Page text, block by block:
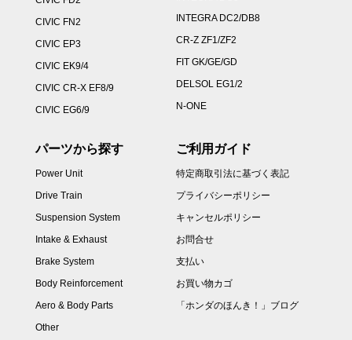
CIVIC FN2
CIVIC EP3
CIVIC EK9/4
CIVIC CR-X EF8/9
CIVIC EG6/9
INTEGRA DC2/DB8
CR-Z ZF1/ZF2
FIT GK/GE/GD
DELSOL EG1/2
N-ONE
パーツから探す
Power Unit
Drive Train
Suspension System
Intake & Exhaust
Brake System
Body Reinforcement
Aero & Body Parts
Other
ご利用ガイド
特定商取引法に基づく表記
プライバシーポリシー
キャンセルポリシー
お問合せ
支払い
お買い物カゴ
「ホンダのほんき！」ブログ